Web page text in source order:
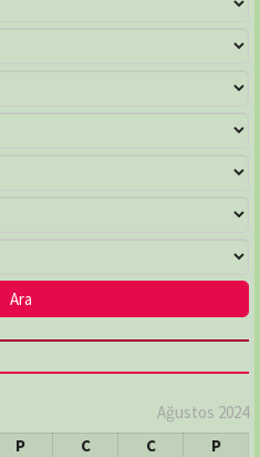
Ağustos 2024
P C C
P